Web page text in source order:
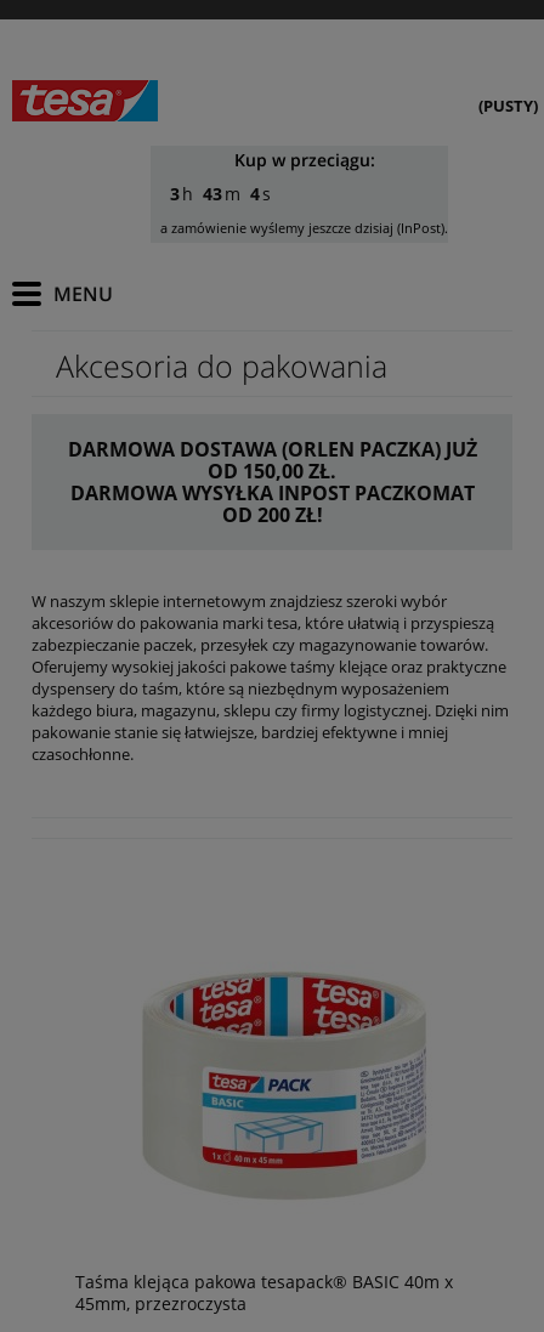
(PUSTY)
Kup w przeciągu:
3
43 2
a zamówienie wyślemy jeszcze dzisiaj (InPost).
Akcesoria do pakowania
DARMOWA DOSTAWA (ORLEN PACZKA) JUŻ
OD 150,00 ZŁ.
DARMOWA WYSYŁKA INPOST PACZKOMAT
OD 200 ZŁ!
W naszym sklepie internetowym znajdziesz szeroki wybór
akcesoriów do pakowania marki tesa, które ułatwią i przyspieszą
zabezpieczanie paczek, przesyłek czy magazynowanie towarów.
Oferujemy wysokiej jakości pakowe taśmy klejące oraz praktyczne
dyspensery do taśm, które są niezbędnym wyposażeniem
każdego biura, magazynu, sklepu czy firmy logistycznej. Dzięki nim
pakowanie stanie się łatwiejsze, bardziej efektywne i mniej
czasochłonne.
Taśma klejąca pakowa tesapack® BASIC 40m x
45mm, przezroczysta